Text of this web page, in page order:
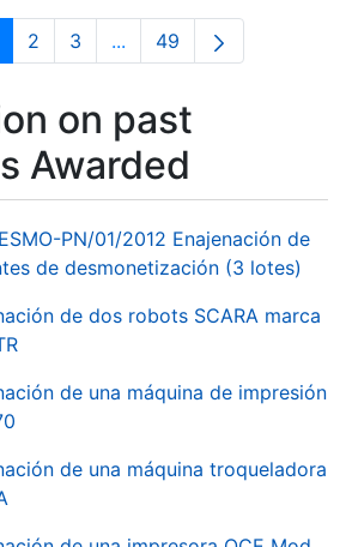
Page
2 Page
3 ...Intermediate Pages Use
Page
49
on past
Awarded
PN/01/2012 Enajenación de
de desmonetización (3 lotes)
de dos robots SCARA marca
de una máquina de impresión
de una máquina troqueladora